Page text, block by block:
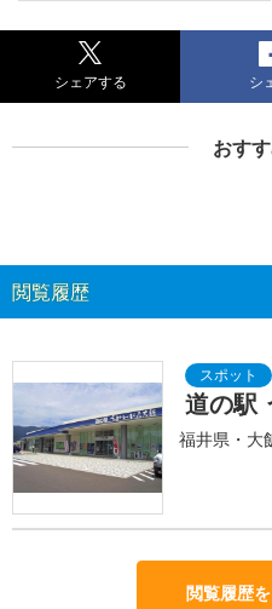
シェアする シ
おす
閲覧履歴
道の駅
福井県・大
閲覧履歴